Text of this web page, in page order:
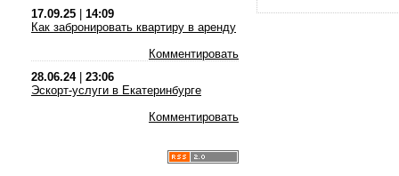
17.09.25
14:09
Как забронировать квартиру в аренду
Комментировать
28.06.24| 23:06
Эскорт-услуги в Екатеринбурге
Комментировать